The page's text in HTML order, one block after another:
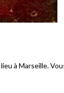
à Marseille.